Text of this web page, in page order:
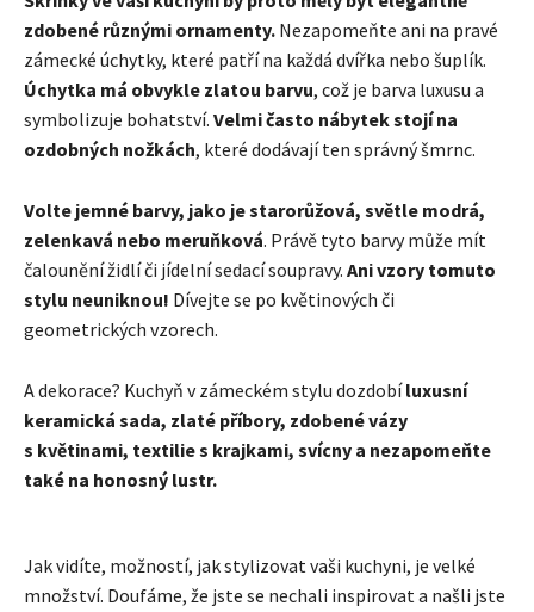
zdobené různými ornamenty. Nezapomeňte ani na pravé
zámecké úchytky, které patří na každá dvířka nebo šuplík.
Úchytka má obvykle zlatou barvu, což je barva luxusu a
symbolizuje bohatství. Velmi často nábytek stojí na
ozdobných nožkách, které dodávají ten správný šmrnc.
Volte jemné barvy, jako je starorůžová, světle modrá,
zelenkavá nebo meruňková. Právě tyto barvy může mít
čalounění židlí či jídelní sedací soupravy. Ani vzory tomuto
stylu neuniknou! Dívejte se po květinových či
geometrických vzorech.
A dekorace? Kuchyň v zámeckém stylu dozdobíluxusní
keramická sada, zlaté příbory, zdobené vázy
s květinami, textilie s krajkami, svícny a nezapomeňte
také na honosný lustr.
Jak vidíte, možností, jak stylizovat vaši kuchyni, je velké
množství. Doufáme, že jste se nechali inspirovat a našli jste